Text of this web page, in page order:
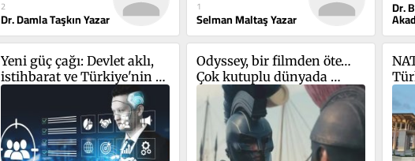
2
Dr. Damla Taşkın Yazar
1
Selman Maltaş Yazar
Dr.
Yeni güç çağı: Devlet aklı,
istihbarat ve Türkiye'nin
stratejik geleceği
Odyssey, bir filmden öte…
Çok kutuplu dünyada
dijital tekno medeniyetin
ideolojisi